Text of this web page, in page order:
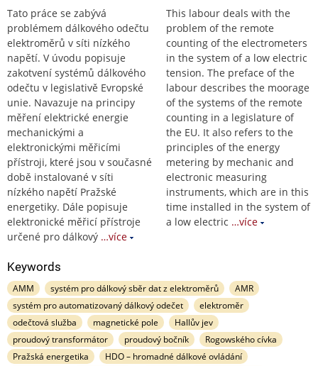
Tato práce se zabývá
problémem dálkového odečtu
elektroměrů v síti nízkého
napětí. V úvodu popisuje
zakotvení systémů dálkového
odečtu v legislativě Evropské
unie. Navazuje na principy
měření elektrické energie
mechanickými a
elektronickými měřicími
přístroji, které jsou v současné
době instalované v síti
nízkého napětí Pražské
energetiky. Dále popisuje
elektronické měřicí přístroje
určené pro dálkový …více
This labour deals with the
problem of the remote
counting of the electrometers
in the system of a low electric
tension. The preface of the
labour describes the moorage
of the systems of the remote
counting in a legislature of
the EU. It also refers to the
principles of the energy
metering by mechanic and
electronic measuring
instruments, which are in this
time installed in the system of
a low electric …více
Keywords
AMM systém pro dálkový sběr dat z elektroměrů
AMR
systém pro automatizovaný dálkový odečet
elektroměr
odečtová služba
magnetické pole
Hallův jev
proudový transformátor
proudový bočník
Rogowského cívka
Pražská energetika
HDO – hromadné dálkové ovládání